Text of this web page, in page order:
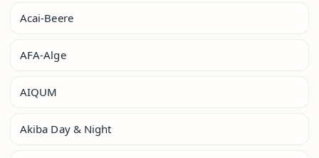
Acai-Beere
AFA-Alge
AIQUM
Akiba Day & Night